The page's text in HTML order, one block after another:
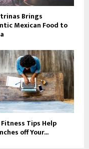
Brings
Mexican Food to
Tips Help
off Your...